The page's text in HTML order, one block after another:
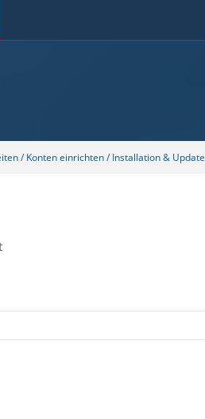
/ Konten einrichten / Installation & Update